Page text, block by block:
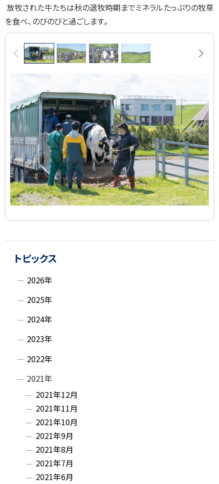
放牧された牛たちは秋の退牧時期までミネラルたっぷりの牧草
を食べ、のびのびと過ごします。
画
ド
集
前へ
ト
トピックス
2026年
2025年
2024年
2023年
2022年
2021年
2021年12月
2021年11月
2021年10月
2021年9月
2021年8月
2021年7月
2021年6月